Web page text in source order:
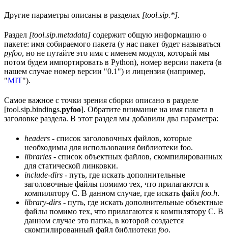
Другие параметры описаны в разделах [tool.sip.*].
Раздел [tool.sip.metadata] содержит общую информацию о
пакете: имя собираемого пакета (у нас пакет будет называться
pyfoo, но не путайте это имя с именем модуля, который мы
потом будем импортировать в Python), номер версии пакета (в
нашем случае номер версии "0.1") и лицензия (например,
"MIT").
Самое важное с точки зрения сборки описано в разделе
[tool.sip.bindings.pyfoo]. Обратите внимание на имя пакета в
заголовке раздела. В этот раздел мы добавили два параметра:
headers - список заголовочных файлов, которые
необходимы для использования библиотеки foo.
libraries - список объектных файлов, скомпилированных
для статической линковки.
include-dirs - путь, где искать дополнительные
заголовочные файлы помимо тех, что прилагаются к
компилятору C. В данном случае, где искать файл foo.h.
library-dirs - путь, где искать дополнительные объектные
файлы помимо тех, что прилагаются к компилятору C. В
данном случае это папка, в которой создается
скомпилированный файл библиотеки foo.